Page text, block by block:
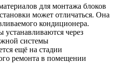
для монтажа блоков
может отличаться. Она
кондиционера.
через
системы
ещё на стадии
ремонта в помещении